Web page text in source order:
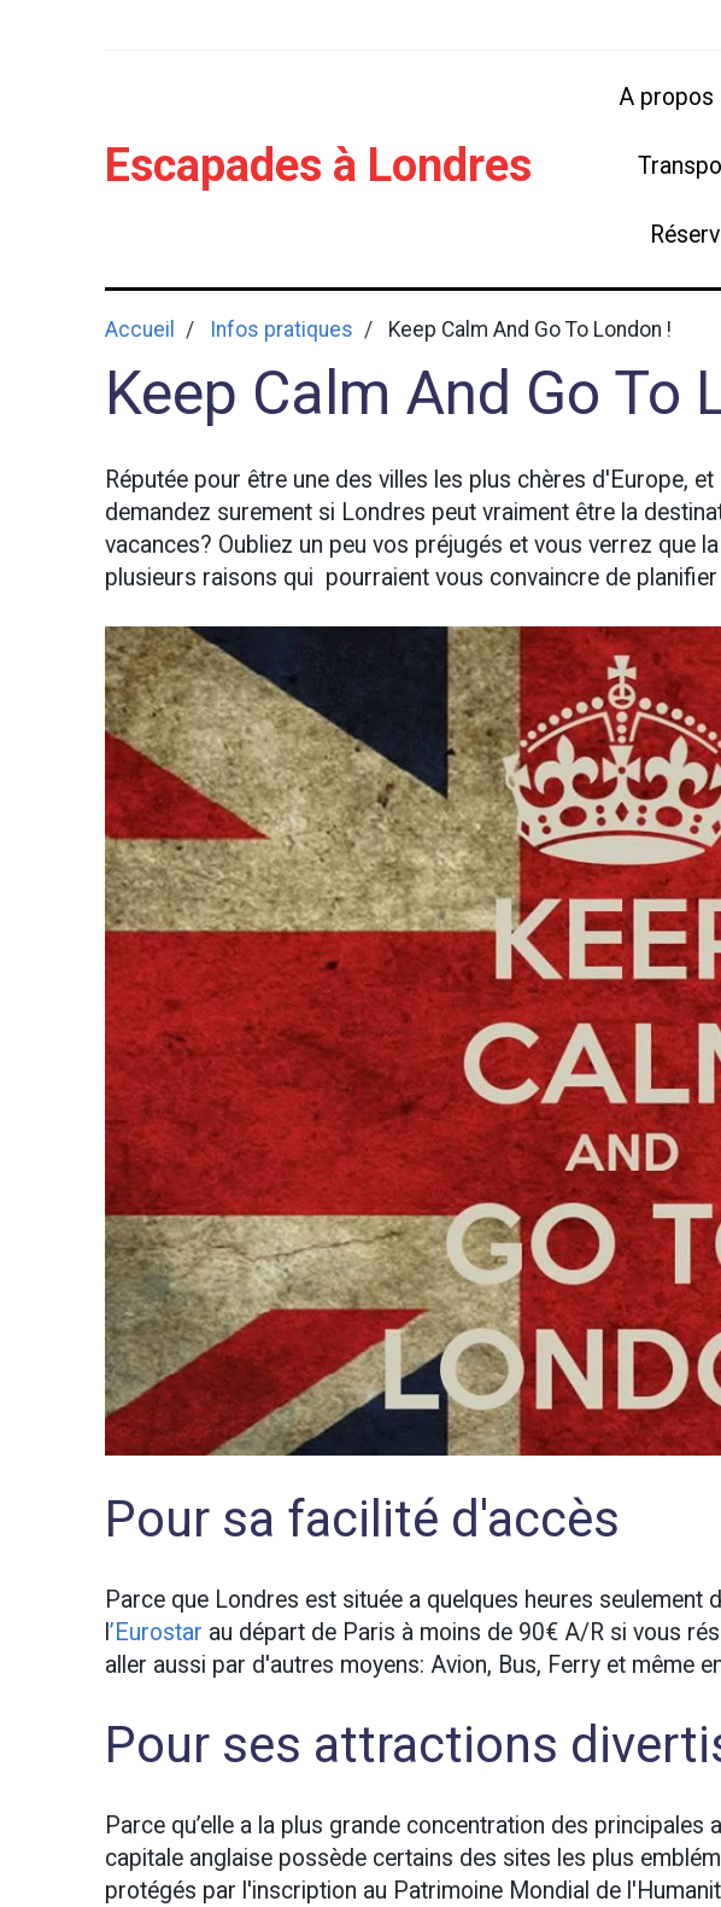
Escapades à Londres
A propos
Accueil Infos pratiques Keep Calm And Go To London !
Keep Calm And Go To
Réputée pour être une des villes les plus chères d'Europe,
demandez surement si Londres peut vraiment être la
vacances? Oubliez un peu vos préjugés et vous verrez que
plusieurs raisons qui pourraient vous convaincre de
Pour sa facilité d'accès
Parce que Londres est située a quelques heures seulement
’Eurostar au départ de Paris à moins de 90€ A/R si vous
aller aussi par d'autres moyens: Avion, Bus, Ferry et même
Pour ses attractions
Parce qu’elle a la plus grande concentration des principales
capitale anglaise possède certains des sites les plus
protégés par l'inscription au Patrimoine Mondial de